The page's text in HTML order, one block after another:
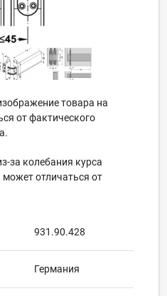
товара на
от фактического
за колебания курса
отличаться от
931.90.428
Германия